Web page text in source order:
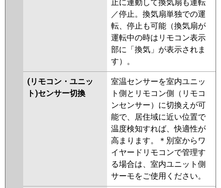
止に連動して換気扇も運転
／停止。換気扇単独での運
転、停止も可能（換気扇が
運転中の時はリモコン表示
部に「換気」が表示されま
す）。
(リモコン・ユニッ
ト)センサー切換
室温センサーを室内ユニッ
ト側とリモコン側（リモコ
ンセンサー）に切換えが可
能で、居住域に近い位置で
温度検知すれば、快適性が
高まります。＊別室からワ
イヤードリモコンで管理す
る場合は、室内ユニット側
サーモをご使用ください。